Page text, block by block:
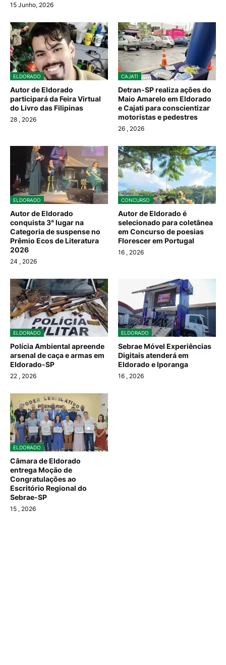
15 Junho, 2026
ELDORADO
Autor de Eldorado
participará da Feira Virtual
do Livro das Filipinas
28 , 2026
CAJATI
Detran-SP realiza ações do
Maio Amarelo em Eldorado
e Cajati para conscientizar
motoristas e pedestres
26 , 2026
ELDORADO
Autor de Eldorado
conquista 3° lugar na
Categoria de suspense no
Prêmio Ecos de Literatura
2026
24 , 2026
CONCURSO
Autor de Eldorado é
selecionado para coletânea
em Concurso de poesias
Florescer em Portugal
16 , 2026
ELDORADO
Polícia Ambiental apreende
arsenal de caça e armas em
Eldorado-SP
22 , 2026
ELDORADO
Sebrae Móvel Experiências
Digitais atenderá em
Eldorado e Iporanga
16 , 2026
ELDORADO
Câmara de Eldorado
entrega Moção de
Congratulações ao
Escritório Regional do
Sebrae-SP
15 , 2026